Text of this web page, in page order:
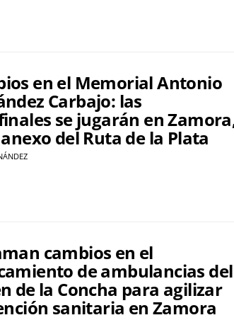
en el Memorial Antonio
Carbajo: las
se jugarán en
del Ruta de la Plata
cambios en el
de ambulancias del
de la Concha para agilizar
sanitaria en Zamora